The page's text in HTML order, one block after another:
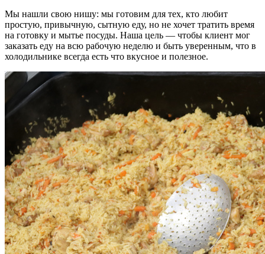
Мы нашли свою нишу: мы готовим для тех, кто любит
простую, привычную, сытную еду, но не хочет тратить время
на готовку и мытье посуды. Наша цель — чтобы клиент мог
заказать еду на всю рабочую неделю и быть уверенным, что в
холодильнике всегда есть что вкусное и полезное.